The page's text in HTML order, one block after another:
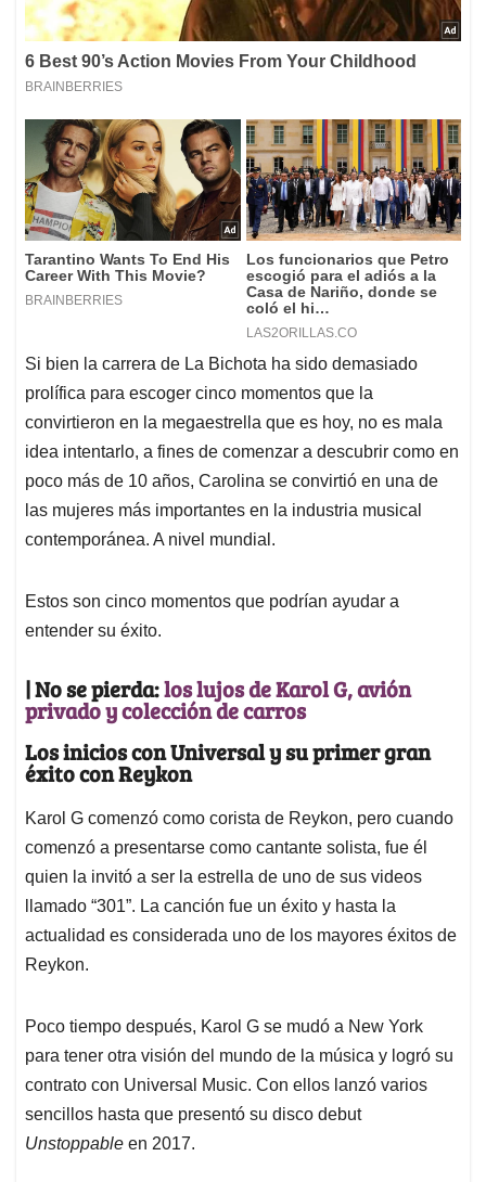
Si bien la carrera de La Bichota ha sido demasiado
prolífica para escoger cinco momentos que la
convirtieron en la megaestrella que es hoy, no es mala
idea intentarlo, a fines de comenzar a descubrir como en
poco más de 10 años, Carolina se convirtió en una de
las mujeres más importantes en la industria musical
contemporánea. A nivel mundial.
Estos son cinco momentos que podrían ayudar a
entender su éxito.
| No se pierda:los lujos de Karol G, avión
privado y colección de carros
Los inicios con Universal y su primer gran
éxito con Reykon
Karol G comenzó como corista de Reykon, pero cuando
comenzó a presentarse como cantante solista, fue él
quien la invitó a ser la estrella de uno de sus videos
llamado “301”. La canción fue un éxito y hasta la
actualidad es considerada uno de los mayores éxitos de
Reykon.
Poco tiempo después, Karol G se mudó a New York
para tener otra visión del mundo de la música y logró su
contrato con Universal Music. Con ellos lanzó varios
sencillos hasta que presentó su disco debut
Unstoppable en 2017.